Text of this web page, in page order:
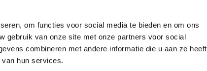
om functies voor social media te bieden en om ons
gebruik van onze site met onze partners voor social
combineren met andere informatie die u aan ze heeft
hun services.
met
ontwerp
komen. Het